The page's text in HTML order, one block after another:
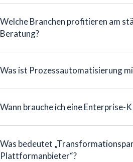
Welche Branchen profitieren am
Beratung?
Was ist Prozessautomatisierung
Wann brauche ich eine Enterprise-
Was bedeutet
Plattformanbieter“?